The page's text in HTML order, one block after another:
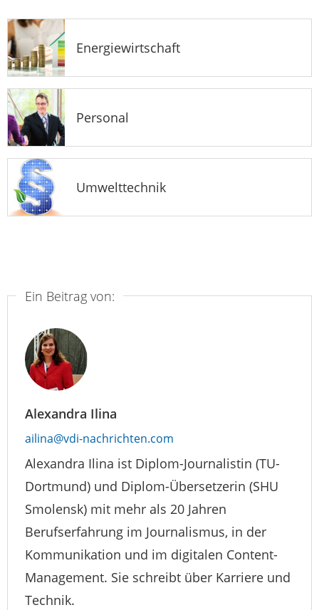
Energiewirtschaft
Personal
Umwelttechnik
Ein Beitrag von:
Alexandra Ilina
ailina@vdi-nachrichten.com
Alexandra Ilina ist Diplom-Journalistin (TU-
Dortmund) und Diplom-Übersetzerin (SHU
Smolensk) mit mehr als 20 Jahren
Berufserfahrung im Journalismus, in der
Kommunikation und im digitalen Content-
Management. Sie schreibt über Karriere und
Technik.